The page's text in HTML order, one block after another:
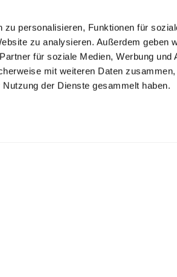
personalisieren, Funktionen für
zu analysieren. Außerdem geben
für soziale Medien, Werbung und
mit weiteren Daten
der Dienste gesammelt haben.